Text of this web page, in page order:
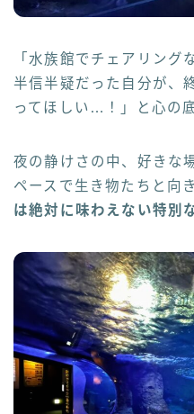
「水族館でチェアリング
半信半疑だった自分が、
ってほしい…！」と心の
夜の静けさの中、好きな
ペースで生き物たちと向
は絶対に味わえない特別